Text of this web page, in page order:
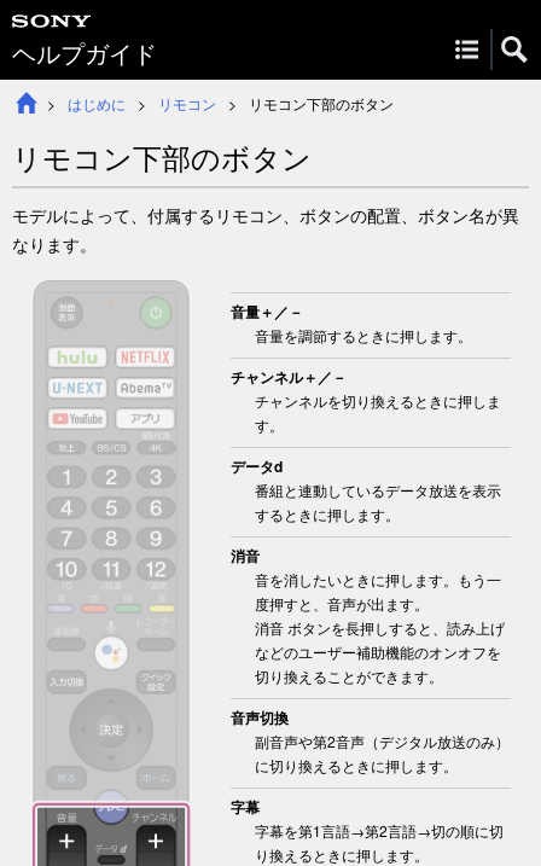
ヘルプガイド
はじめに リモコン リモコン下部のボタン
リモコン下部のボタン
モデルによって、付属するリモコン、ボタンの配置、ボタン名が異
なります。
音量＋／－
音量を調節するときに押します。
チャンネル＋／－
チャンネルを切り換えるときに押しま
す。
データd
番組と連動しているデータ放送を表示
するときに押します。
消音
音を消したいときに押します。もう一
度押すと、音声が出ます。
消音 ボタンを長押しすると、読み上げ
などのユーザー補助機能のオンオフを
切り換えることができます。
音声切換
副音声や第2音声（デジタル放送のみ）
に切り換えるときに押します。
字幕
字幕を第1言語→第2言語→切の順に切
り換えるときに押します。